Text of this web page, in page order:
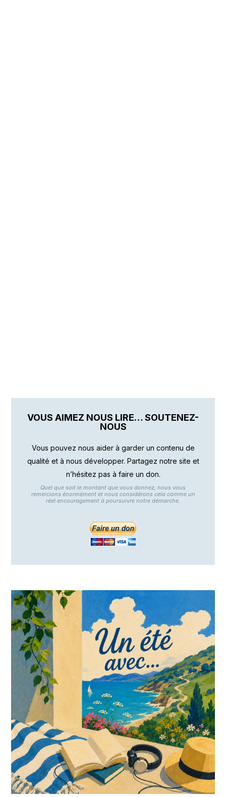
VOUS AIMEZ NOUS LIRE… SOUTENEZ-
NOUS
Vous pouvez nous aider à garder un contenu de
qualité et à nous développer. Partagez notre site et
n’hésitez pas à faire un don.
Quel que soit le montant que vous donnez, nous vous
remercions énormément et nous considérons cela comme un
réel encouragement à poursuivre notre démarche.